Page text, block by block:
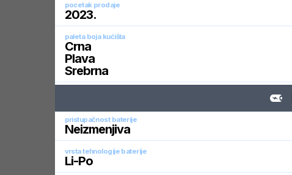
pocetak prodaje
2023.
paleta boja kućišta
Crna
Plava
Srebrna
pristupačnost baterije
Neizmenjiva
vrsta tehnologije baterije
Li-Po